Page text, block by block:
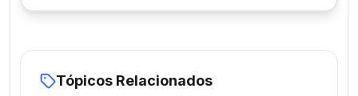
Tópicos Relacionados